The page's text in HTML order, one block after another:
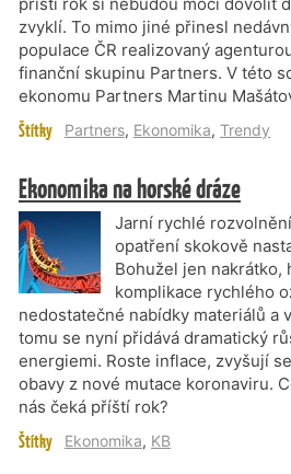
zvyklí. To mimo jiné přinesl
populace ČR realizovaný
finanční skupinu Partners. V této
ekonomu Partners Martinu
Štítky Partners, Ekonomika, Trendy
Ekonomika na horské dráze
Jarní rychlé
opatření skokově
Bohužel jen
komplikace rychlého
nedostatečné nabídky materiálů a
tomu se nyní přidává dramatický
energiemi. Roste inflace, zvyšují
obavy z nové mutace koronaviru.
nás čeká příští rok?
Štítky Ekonomika, KB